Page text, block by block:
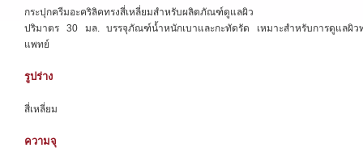
กระปุกครีมอะคริลิคทรงสี่เหลี่ยมสำหรับผลิตภัณฑ์ดูแลผิว
ปริมาตร 30 มล. บรรจุภัณฑ์น้ำหนักเบาและกะทัดรัด เหมาะสำหรับการดูแลผิว
แพทย์
รูปร่าง
สี่เหลี่ยม
ความจุ